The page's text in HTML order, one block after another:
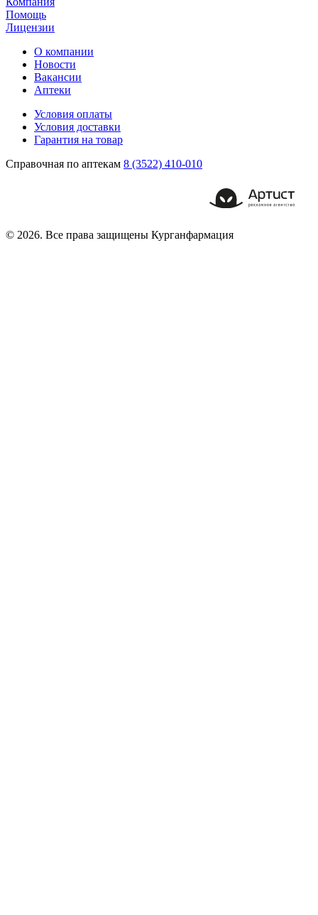
Помощь
Лицензии
О компании
Новости
Вакансии
Аптеки
Условия оплаты
Условия доставки
Гарантия на товар
Справочная по аптекам 8 (3522) 410-010
© 2026. Все права защищены Курганфармация